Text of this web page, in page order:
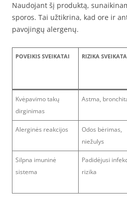
Naudojant šį produktą,
sporos. Tai užtikrina, kad ore ir
pavojingų alergenų.
POVEIKIS SVEIKATAI RIZIKA
Kvėpavimo takų
dirginimas
Astma,
Alerginės reakcijos
Odos bėrimas,
niežulys
Silpna imuninė
sistema
Padidėjusi
rizika